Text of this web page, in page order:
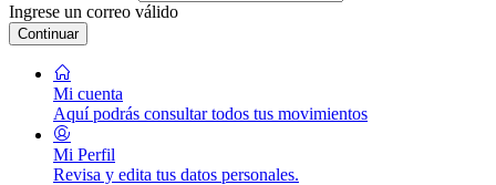
Ingrese un correo válido
Continuar
Mi cuenta
Aquí podrás consultar todos tus movimientos
Mi Perfil
Revisa y edita tus datos personales.